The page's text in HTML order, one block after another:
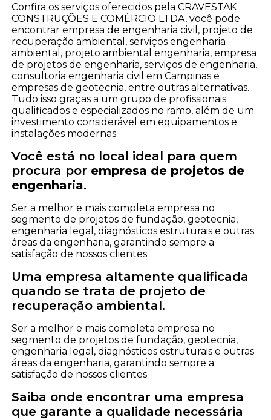
Confira os serviços oferecidos pela CRAVESTAK
CONSTRUÇÕES E COMÉRCIO LTDA, você pode
encontrar empresa de engenharia civil, projeto de
recuperação ambiental, serviços engenharia
ambiental, projeto ambiental engenharia, empresa
de projetos de engenharia, serviços de engenharia,
consultoria engenharia civil em Campinas e
empresas de geotecnia, entre outras alternativas.
Tudo isso graças a um grupo de profissionais
qualificados e especializados no ramo, além de um
investimento considerável em equipamentos e
instalações modernas.
Você está no local ideal para quem
procura por empresa de projetos de
engenharia.
Ser a melhor e mais completa empresa no
segmento de projetos de fundação, geotecnia,
engenharia legal, diagnósticos estruturais e outras
áreas da engenharia, garantindo sempre a
satisfação de nossos clientes
Uma empresa altamente qualificada
quando se trata de projeto de
recuperação ambiental.
Ser a melhor e mais completa empresa no
segmento de projetos de fundação, geotecnia,
engenharia legal, diagnósticos estruturais e outras
áreas da engenharia, garantindo sempre a
satisfação de nossos clientes
Saiba onde encontrar uma empresa
que garante a qualidade necessária